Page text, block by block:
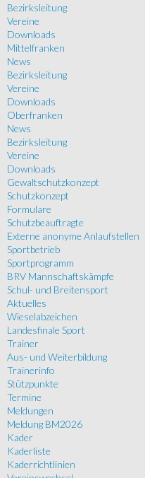
Bezirksleitung
Vereine
Downloads
Mittelfranken
News
Bezirksleitung
Vereine
Downloads
Oberfranken
News
Bezirksleitung
Vereine
Downloads
Gewaltschutzkonzept
Schutzkonzept
Formulare
Schutzbeauftragte
Externe anonyme Anlaufstellen
Sportbetrieb
Sportprogramm
BRV Mannschaftskämpfe
Schul- und Breitensport
Aktuelles
Wieselabzeichen
Landesfinale Sport
Trainer
Aus- und Weiterbildung
Trainerinfo
Stützpunkte
Termine
Meldungen
Meldung BM2026
Kader
Kaderliste
Kaderrichtlinien